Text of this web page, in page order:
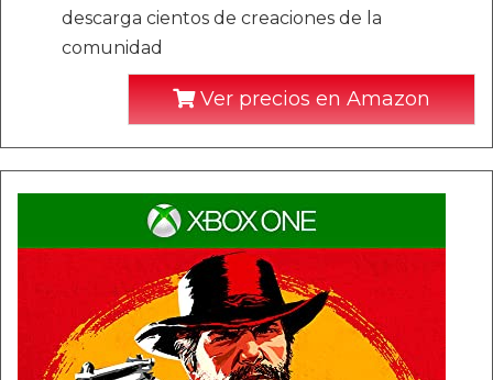
descarga cientos de creaciones de la
comunidad
Ver precios en Amazon